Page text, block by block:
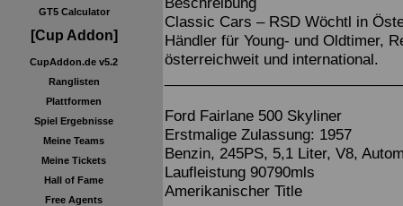
GT5 Calculator
[Cup Addon]
CupAddon.de v5.2
Ranglisten
Plattformen
Spiel Ergebnisse
Meine Teams
Meine Tickets
Hall of Fame
Free Agents
Classic Cars – RSD Wöchtl in
Händler für Young- und Oldtimer,
österreichweit und international.
Ford Fairlane 500 Skyliner
Erstmalige Zulassung: 1957
Benzin, 245PS, 5,1 Liter, V8,
Laufleistung 90790mls
Amerikanischer Title